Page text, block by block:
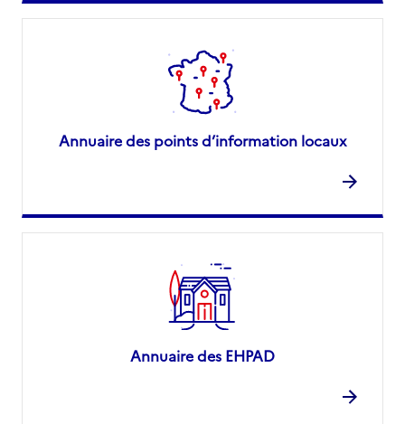
Annuaire des points d’information locaux
Annuaire des EHPAD